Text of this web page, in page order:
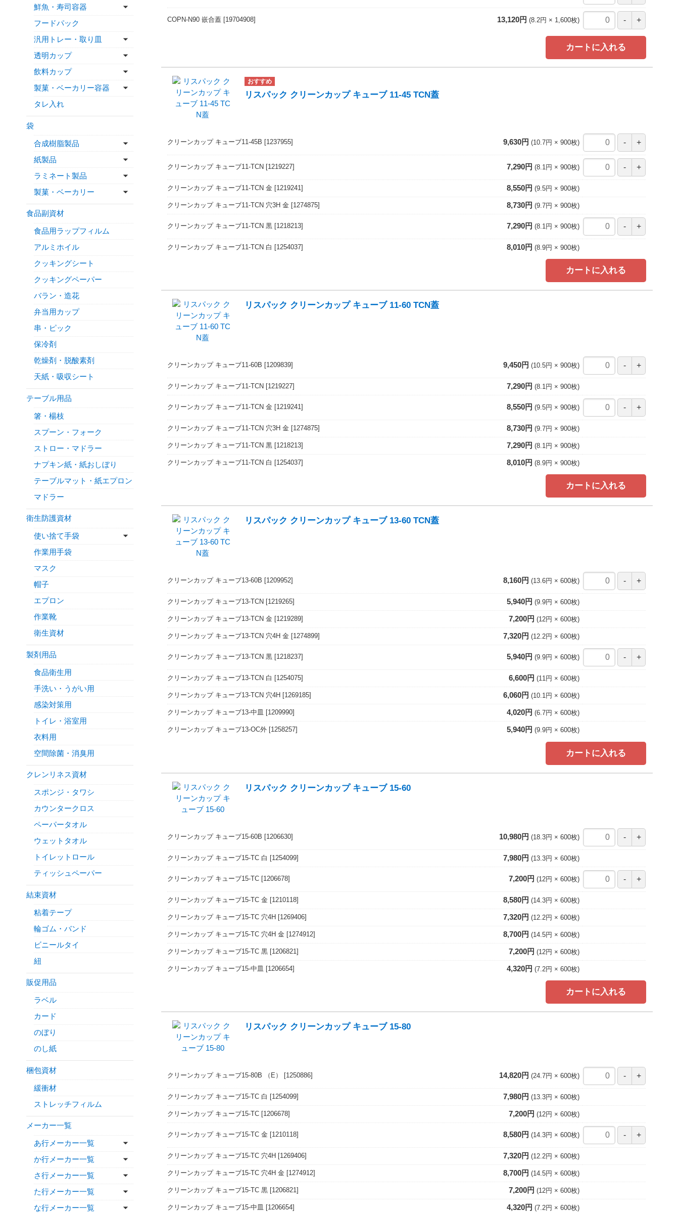
COPN-N90 嵌合蓋 [19704908] 13,120円 8.2円 1,600枚
カートに入れる
リスパック クリーンカップ キューブ 11-45 TCN蓋
クリーンカップ キューブ11-45B [1237955] 9,630円 10.7円 900枚
クリーンカップ キューブ11-TCN [1219227] 7,290円 8.1円 900枚
クリーンカップ キューブ11-TCN 金 [1219241] 8,550円 9.5円 900枚
クリーンカップ キューブ11-TCN 穴3H 金 [1274875] 8,730円 9.7円 900枚
クリーンカップ キューブ11-TCN 黒 [1218213] 7,290円 8.1円 900枚
クリーンカップ キューブ11-TCN 白 [1254037] 8,010円 8.9円 900枚
カートに入れる
リスパック クリーンカップ キューブ 11-60 TCN蓋
クリーンカップ キューブ11-60B [1209839] 9,450円 10.5円 900枚
クリーンカップ キューブ11-TCN [1219227] 7,290円 8.1円 900枚
クリーンカップ キューブ11-TCN 金 [1219241] 8,550円 9.5円 900枚
クリーンカップ キューブ11-TCN 穴3H 金 [1274875] 8,730円 9.7円 900枚
クリーンカップ キューブ11-TCN 黒 [1218213] 7,290円 8.1円 900枚
クリーンカップ キューブ11-TCN 白 [1254037] 8,010円 8.9円 900枚
カートに入れる
リスパック クリーンカップ キューブ 13-60 TCN蓋
クリーンカップ キューブ13-60B [1209952] 8,160円 13.6円 600枚
クリーンカップ キューブ13-TCN [1219265] 5,940円 9.9円 600枚
クリーンカップ キューブ13-TCN 金 [1219289] 7,200円 12円 600枚
クリーンカップ キューブ13-TCN 穴4H 金 [1274899] 7,320円 12.2円 600枚
クリーンカップ キューブ13-TCN 黒 [1218237] 5,940円 9.9円 600枚
クリーンカップ キューブ13-TCN 白 [1254075] 6,600円 11円 600枚
クリーンカップ キューブ13-TCN 穴4H [1269185] 6,060円 10.1円 600枚
クリーンカップ キューブ13-中皿 [1209990] 4,020円 6.7円 600枚
クリーンカップ キューブ13-OC外 [1258257] 5,940円 9.9円 600枚
カートに入れる
リスパック クリーンカップ キューブ 15-60
クリーンカップ キューブ15-60B [1206630] 10,980円 18.3円 600枚
クリーンカップ キューブ15-TC 白 [1254099] 7,980円 13.3円 600枚
クリーンカップ キューブ15-TC [1206678] 7,200円 12円 600枚
クリーンカップ キューブ15-TC 金 [1210118] 8,580円 14.3円 600枚
クリーンカップ キューブ15-TC 穴4H [1269406] 7,320円 12.2円 600枚
クリーンカップ キューブ15-TC 穴4H 金 [1274912] 8,700円 14.5円 600枚
クリーンカップ キューブ15-TC 黒 [1206821] 7,200円 12円 600枚
クリーンカップ キューブ15-中皿 [1206654] 4,320円 7.2円 600枚
カートに入れる
リスパック クリーンカップ キューブ 15-80
クリーンカップ キューブ15-80B （E） [1250886] 14,820円 24.7円 600枚
クリーンカップ キューブ15-TC 白 [1254099] 7,980円 13.3円 600枚
クリーンカップ キューブ15-TC [1206678] 7,200円 12円 600枚
クリーンカップ キューブ15-TC 金 [1210118] 8,580円 14.3円 600枚
クリーンカップ キューブ15-TC 穴4H [1269406] 7,320円 12.2円 600枚
クリーンカップ キューブ15-TC 穴4H 金 [1274912] 8,700円 14.5円 600枚
クリーンカップ キューブ15-TC 黒 [1206821] 7,200円 12円 600枚
クリーンカップ キューブ15-中皿 [1206654] 4,320円 7.2円 600枚
鮮魚・寿司容器
フードパック
汎用トレー・取り皿
透明カップ
飲料カップ
製菓・ベーカリー容器
タレ入れ
袋
合成樹脂製品
紙製品
ラミネート製品
製菓・ベーカリー
食品副資材
食品用ラップフィルム
アルミホイル
クッキングシート
クッキングペーパー
バラン・造花
弁当用カップ
串・ピック
保冷剤
乾燥剤・脱酸素剤
天紙・吸収シート
テーブル用品
箸・楊枝
スプーン・フォーク
ストロー・マドラー
ナプキン紙・紙おしぼり
テーブルマット・紙エプロン
マドラー
衛生防護資材
使い捨て手袋
作業用手袋
マスク
帽子
エプロン
作業靴
衛生資材
製剤用品
食品衛生用
手洗い・うがい用
感染対策用
トイレ・浴室用
衣料用
空間除菌・消臭用
クレンリネス資材
スポンジ・タワシ
カウンタークロス
ペーパータオル
ウェットタオル
トイレットロール
ティッシュペーパー
結束資材
粘着テープ
輪ゴム・バンド
ビニールタイ
紐
販促用品
ラベル
カード
のぼり
のし紙
梱包資材
緩衝材
ストレッチフィルム
メーカー一覧
あ行メーカー一覧
か行メーカー一覧
さ行メーカー一覧
た行メーカー一覧
な行メーカー一覧